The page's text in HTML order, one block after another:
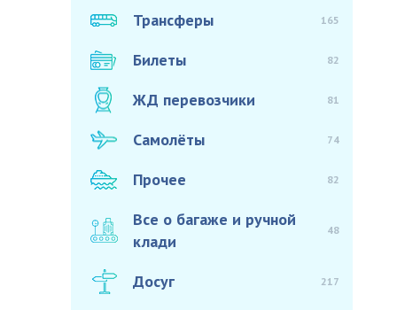
Трансферы 165
Билеты 82
ЖД перевозчики 81
Самолёты 74
Прочее 82
Все о багаже и ручной
клади
48
Досуг 217